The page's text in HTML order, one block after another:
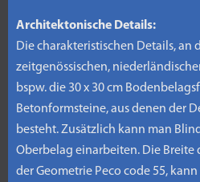
Architektonische Details:
Die charakteristischen Details, an
zeitgenössischen,
bspw. die 30 x 30 cm
Betonformsteine, aus denen der
besteht. Zusätzlich kann man
Oberbelag einarbeiten. Die Breite
der Geometrie Peco code 55,